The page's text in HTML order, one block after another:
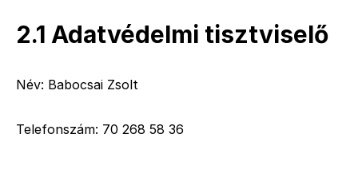
2.1 Adatvédelmi tisztviselő
Név: Babocsai Zsolt
Telefonszám: 70 268 58 36